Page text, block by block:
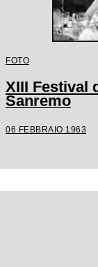
FOTO
XIII Festival
Sanremo
06 FEBBRAIO 1963